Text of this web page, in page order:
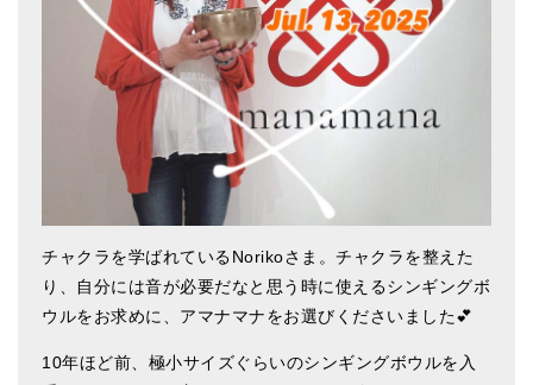
チベット・シンギングボウル
新・鍛造スペシャル
マンダラ彫（黒・渋金）
人気の3点セット
お得なアマナマナ・セット
スティック・マレット・リング（台座）
チャクラを学ばれているNorikoさま。チャクラを整えた
り、自分には音が必要だなと思う時に使えるシンギングボ
ウルをお求めに、アマナマナをお選びくださいました💕
10年ほど前、極小サイズぐらいのシンギングボウルを入